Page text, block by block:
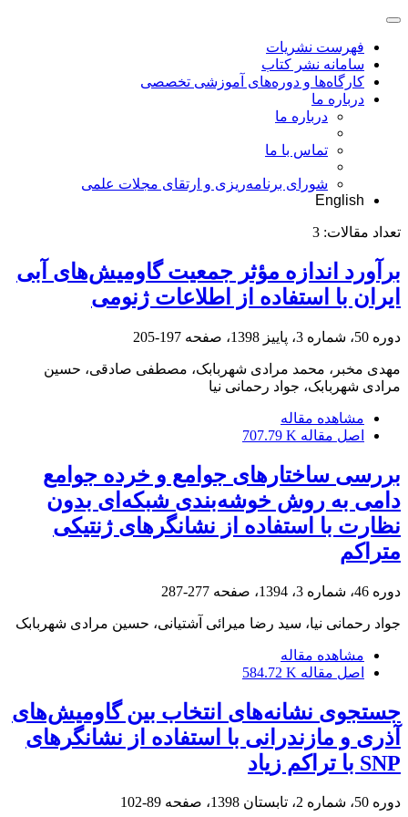
فهرست نشریات
سامانه نشر کتاب
کارگاه‌ها و دوره‌های آموزشی تخصصی
درباره ما
درباره ما
تماس با ما
شورای برنامه‌ریزی و ارتقای مجلات علمی
English
تعداد مقالات: 3
برآورد اندازه مؤثر جمعیت گاومیش‌های آبی
ایران با استفاده از اطلاعات ژنومی
دوره 50، شماره 3، پاییز 1398، صفحه 197-205
مهدی مخبر، محمد مرادی شهربابک، مصطفی صادقی، حسین
مرادی شهربابک، جواد رحمانی نیا
مشاهده مقاله
اصل مقاله 707.79 K
بررسی ساختارهای جوامع و خرده جوامع
دامی به روش خوشه‌بندی شبکه‌ای بدون
نظارت با استفاده از نشانگرهای ژنتیکی
متراکم
دوره 46، شماره 3، 1394، صفحه 277-287
جواد رحمانی نیا، سید رضا میرائی آشتیانی، حسین مرادی شهربابک
مشاهده مقاله
اصل مقاله 584.72 K
جستجوی نشانه‌های انتخاب بین گاومیش‌های
آذری و مازندرانی با استفاده از نشانگرهای
SNP با تراکم زیاد
دوره 50، شماره 2، تابستان 1398، صفحه 89-102